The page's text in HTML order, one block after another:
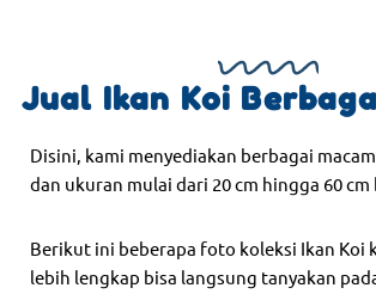
Jual Ikan Koi
Disini, kami menyediakan berbagai
dan ukuran mulai dari 20 cm hingga 60
Berikut ini beberapa foto koleksi Ikan Koi
lebih lengkap bisa langsung tanyakan